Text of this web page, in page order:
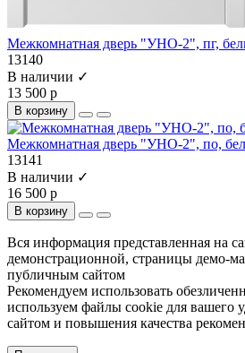
Межкомнатная дверь "УНО-2", пг,
13140
В наличии ✓
13 500 р
В корзину
Межкомнатная дверь "УНО-2", по,
13141
В наличии ✓
16 500 р
В корзину
Вся информация представленная на
демонстрационной, страницы демо-
публичным сайтом
Рекомендуем использовать
используем файлы cookie для вашего
сайтом и повышения качества